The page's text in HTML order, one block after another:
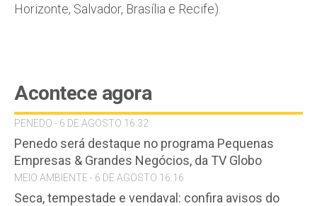
Horizonte, Salvador, Brasília e Recife).
Acontece agora
PENEDO - 6 DE AGOSTO 16:32
Penedo será destaque no programa Pequenas
Empresas & Grandes Negócios, da TV Globo
MEIO AMBIENTE - 6 DE AGOSTO 16:16
Seca, tempestade e vendaval: confira avisos do